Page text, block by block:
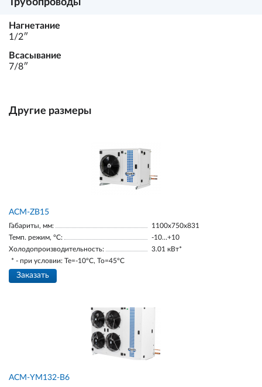
Трубопроводы
Нагнетание
1/2ʺ
Всасывание
7/8ʺ
Другие размеры
ACM-ZB15
Габариты, мм:
1100х750х831
Темп. режим, °С:
-10…+10
Холодопроизводительность:
3.01 кВт*
* - при условии: Te=-10ºC, To=45ºC
Заказать
АСМ-YM132-В6